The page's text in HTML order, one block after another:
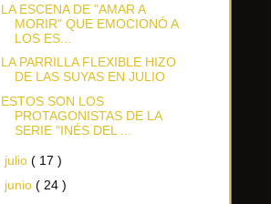
LA ESCENA DE "AMAR A
MORIR" QUE EMOCIONÓ A
LOS ES...
LA PARRILLA FLEXIBLE HIZO
DE LAS SUYAS EN JULIO
ESTOS SON LOS
PROTAGONISTAS DE LA
SERIE "INÉS DEL ...
julio ( 17 )
junio ( 24 )